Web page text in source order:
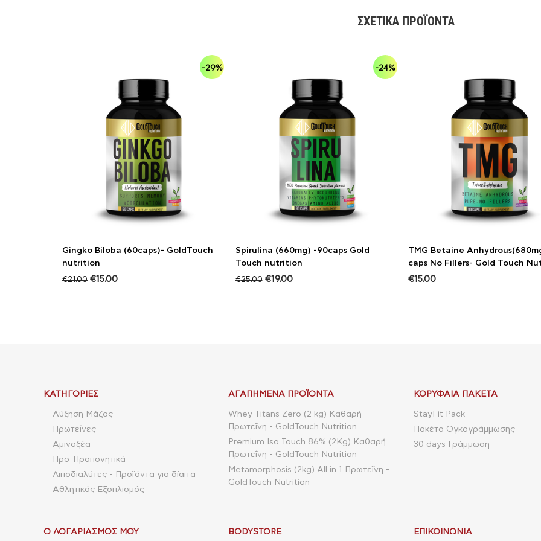
ΣΧΕΤΙΚΆ ΠΡΟΪΌΝΤΑ
-29%
Gingko Biloba (60caps)- GoldTouch
nutrition
€21.00 €15.00
-24%
Spirulina (660mg) -90caps Gold
Touch nutrition
€25.00 €19.00
TMG Betaine
caps No Fillers- Gold Touch
€15.00
ΚΑΤΗΓΟΡΊΕΣ
Αύξηση Μάζας
Πρωτεΐνες
Αμινοξέα
Προ-Προπονητικά
Λιποδιαλύτες - Προϊόντα για δίαιτα
Αθλητικός Εξοπλισμός
ΑΓΑΠΗΜΈΝΑ ΠΡΟΪΌΝΤΑ
Whey Titans Zero (2 kg) Καθαρή
Πρωτεΐνη - GoldTouch Nutrition
Premium Iso Touch 86% (2Kg) Καθαρή
Πρωτεΐνη - GoldTouch Nutrition
Metamorphosis (2kg) All in 1 Πρωτεΐνη -
GoldTouch Nutrition
ΚΟΡΥΦΑΊΑ ΠΑΚΈΤΑ
StayFit Pack
Πακέτο Ογκογράμμωσης
30 days Γράμμωση
Ο ΛΟΓΑΡΙΑΣΜΌΣ ΜΟΥ BODYSTORE ΕΠΙΚΟΙΝΩΝΊΑ